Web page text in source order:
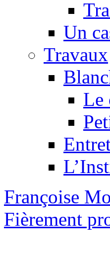
Un
Travaux
Le
Françoise
Fièrement